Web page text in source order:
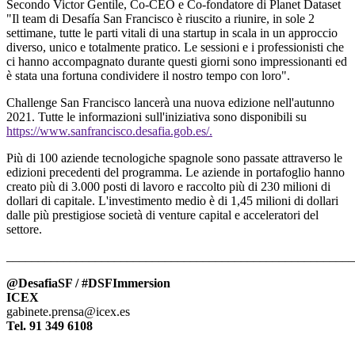
Secondo Victor Gentile, Co-CEO e Co-fondatore di Planet Dataset
"Il team di Desafía San Francisco è riuscito a riunire, in sole 2
settimane, tutte le parti vitali di una startup in scala in un approccio
diverso, unico e totalmente pratico. Le sessioni e i professionisti che
ci hanno accompagnato durante questi giorni sono impressionanti ed
è stata una fortuna condividere il nostro tempo con loro".
Challenge San Francisco lancerà una nuova edizione nell'autunno
2021. Tutte le informazioni sull'iniziativa sono disponibili su
https://www.sanfrancisco.desafia.gob.es/.
Più di 100 aziende tecnologiche spagnole sono passate attraverso le
edizioni precedenti del programma. Le aziende in portafoglio hanno
creato più di 3.000 posti di lavoro e raccolto più di 230 milioni di
dollari di capitale. L'investimento medio è di 1,45 milioni di dollari
dalle più prestigiose società di venture capital e acceleratori del
settore.
@DesafiaSF / #DSFImmersion
ICEX
gabinete.prensa@icex.es
Tel. 91 349 6108